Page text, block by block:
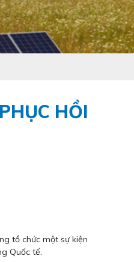
HỒI
tổ chức một sự kiện
Quốc tế.